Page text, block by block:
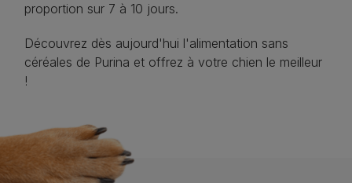
proportion sur 7 à 10 jours.
Découvrez dès aujourd'hui l'alimentation sans
céréales de Purina et offrez à votre chien le meilleur
!